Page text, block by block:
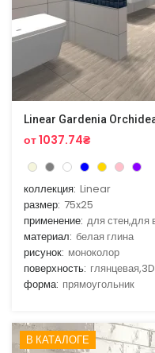
Linear Gardenia
от 1037.74₴
коллекция: Linear
размер: 75x25
применение: для стен,для
материал: белая глина
рисунок: моноколор
поверхность: глянцевая,3D
форма: прямоугольник
В КАТАЛОГЕ